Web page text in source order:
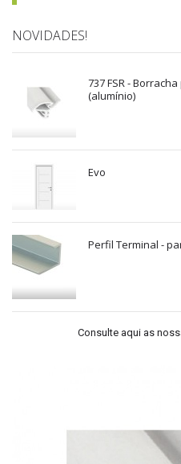
NOVIDADES!
737 FSR -
(alumínio)
Evo
Perfil Terminal -
Consulte aqui as